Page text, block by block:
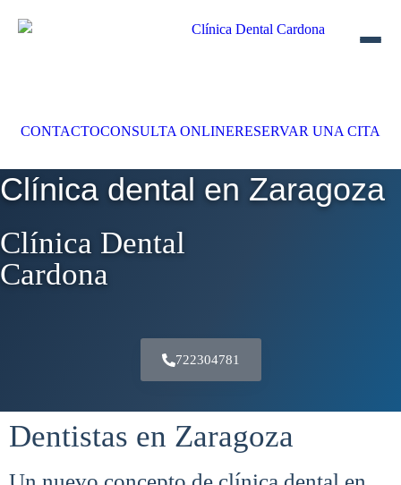
CONTACTOCONSULTA ONLINERESERVAR UNA CITA
Clínica dental en Zaragoza
Clínica Dental
Cardona
722304781
Dentistas en Zaragoza